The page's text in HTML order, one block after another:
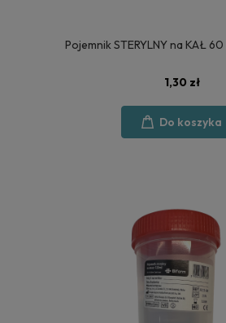
Pojemnik STERYLNY na KAŁ
1,30 zł
Do koszyka